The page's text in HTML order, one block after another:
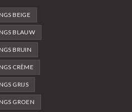
BEIGE
BLAUW
BRUIN
CRÈME
GRIJS
GROEN